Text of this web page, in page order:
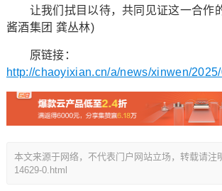
让我们拭目以待，共同见证这一合作
酱酒集团 龚丛林)
原链接：
http://chaoyixian.cn/a/news/xinwen/
本文来源于网络，不代表门户网站立场，转载请注
14629-0.html